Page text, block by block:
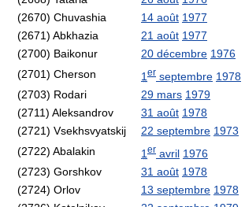
(2670) Chuvashia
14 août 1977
(2671) Abkhazia
21 août 1977
(2700) Baikonur
20 décembre 1976
(2701) Cherson
1 er septembre 1978
(2703) Rodari
29 mars 1979
(2711) Aleksandrov
31 août 1978
(2721) Vsekhsvyatskij
22 septembre 1973
(2722) Abalakin
1 er avril 1976
(2723) Gorshkov
31 août 1978
(2724) Orlov
13 septembre 1978